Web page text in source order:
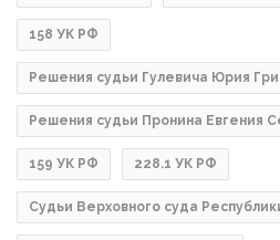
158 УК РФ
Решения судьи Гулевича Юрия
Решения судьи Пронина Евгения
159 УК РФ 228.1 УК РФ
Судьи Верховного суда